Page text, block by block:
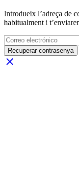
Introdueix l’adreça de
habitualment i
Recuperar contrasenya
close